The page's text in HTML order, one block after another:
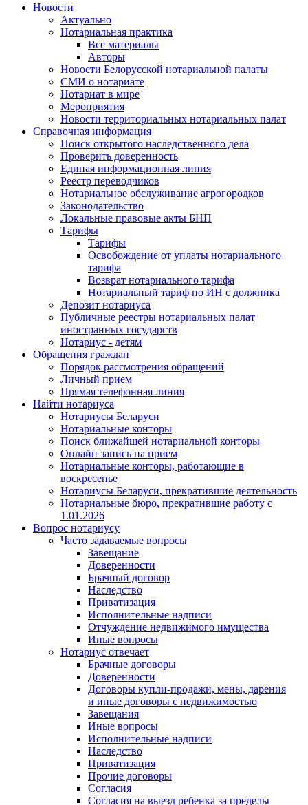
Новости
Актуально
Нотариальная практика
Все материалы
Авторы
Новости Белорусской нотариальной палаты
СМИ о нотариате
Нотариат в мире
Мероприятия
Новости территориальных нотариальных палат
Справочная информация
Поиск открытого наследственного дела
Проверить доверенность
Единая информационная линия
Реестр переводчиков
Нотариальное обслуживание агрогородков
Законодательство
Локальные правовые акты БНП
Тарифы
Тарифы
Освобождение от уплаты нотариального
тарифа
Возврат нотариального тарифа
Нотариальный тариф по ИН с должника
Депозит нотариуса
Публичные реестры нотариальных палат
иностранных государств
Нотариус - детям
Обращения граждан
Порядок рассмотрения обращений
Личный прием
Прямая телефонная линия
Найти нотариуса
Нотариусы Беларуси
Нотариальные конторы
Поиск ближайшей нотариальной конторы
Онлайн запись на прием
Нотариальные конторы, работающие в
воскресенье
Нотариусы Беларуси, прекратившие деятельность
Нотариальные бюро, прекратившие работу с
1.01.2026
Вопрос нотариусу
Часто задаваемые вопросы
Завещание
Доверенности
Брачный договор
Наследство
Приватизация
Исполнительные надписи
Отчуждение недвижимого имущества
Иные вопросы
Нотариус отвечает
Брачные договоры
Доверенности
Договоры купли-продажи, мены, дарения
и иные договоры с недвижимостью
Завещания
Иные вопросы
Исполнительные надписи
Наследство
Приватизация
Прочие договоры
Согласия
Согласия на выезд ребенка за пределы